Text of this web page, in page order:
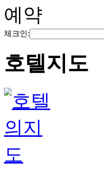
예약
체크인:
호텔지도